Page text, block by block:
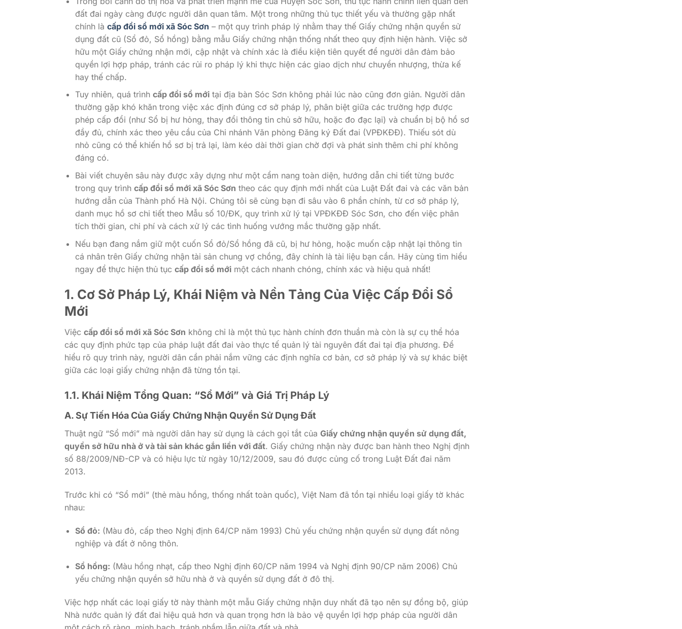
đất đai ngày càng được người dân quan tâm. Một trong những thủ tục thiết yếu và thường gặp nhất
chính là cấp đổi sổ mới xã Sóc Sơn – một quy trình pháp lý nhằm thay thế Giấy chứng nhận quyền sử
dụng đất cũ (Sổ đỏ, Sổ hồng) bằng mẫu Giấy chứng nhận thống nhất theo quy định hiện hành. Việc sở
hữu một Giấy chứng nhận mới, cập nhật và chính xác là điều kiện tiên quyết để người dân đảm bảo
quyền lợi hợp pháp, tránh các rủi ro pháp lý khi thực hiện các giao dịch như chuyển nhượng, thừa kế
hay thế chấp.
Tuy nhiên, quá trình cấp đổi sổ mớitại địa bàn Sóc Sơn không phải lúc nào cũng đơn giản. Người dân
thường gặp khó khăn trong việc xác định đúng cơ sở pháp lý, phân biệt giữa các trường hợp được
phép cấp đổi (như Sổ bị hư hỏng, thay đổi thông tin chủ sở hữu, hoặc đo đạc lại) và chuẩn bị bộ hồ sơ
đầy đủ, chính xác theo yêu cầu của Chi nhánh Văn phòng Đăng ký Đất đai (VPĐKĐĐ). Thiếu sót dù
nhỏ cũng có thể khiến hồ sơ bị trả lại, làm kéo dài thời gian chờ đợi và phát sinh thêm chi phí không
đáng có.
Bài viết chuyên sâu này được xây dựng như một cẩm nang toàn diện, hướng dẫn chi tiết từng bước
trong quy trình cấp đổi sổ mới xã Sóc Sơn theo các quy định mới nhất của Luật Đất đai và các văn bản
hướng dẫn của Thành phố Hà Nội. Chúng tôi sẽ cùng bạn đi sâu vào 6 phần chính, từ cơ sở pháp lý,
danh mục hồ sơ chi tiết theo Mẫu số 10/ĐK, quy trình xử lý tại VPĐKĐĐ Sóc Sơn, cho đến việc phân
tích thời gian, chi phí và cách xử lý các tình huống vướng mắc thường gặp nhất.
Nếu bạn đang nắm giữ một cuốn Sổ đỏ/Sổ hồng đã cũ, bị hư hỏng, hoặc muốn cập nhật lại thông tin
cá nhân trên Giấy chứng nhận tài sản chung vợ chồng, đây chính là tài liệu bạn cần. Hãy cùng tìm hiểu
ngay để thực hiện thủ tục cấp đổi sổ mớimột cách nhanh chóng, chính xác và hiệu quả nhất!
1. Cơ Sở Pháp Lý, Khái Niệm và Nền Tảng Của Việc Cấp Đổi Sổ
Mới
Việc cấp đổi sổ mới xã Sóc Sơn không chỉ là một thủ tục hành chính đơn thuần mà còn là sự cụ thể hóa
các quy định phức tạp của pháp luật đất đai vào thực tế quản lý tài nguyên đất đai tại địa phương. Để
hiểu rõ quy trình này, người dân cần phải nắm vững các định nghĩa cơ bản, cơ sở pháp lý và sự khác biệt
giữa các loại giấy chứng nhận đã từng tồn tại.
1.1. Khái Niệm Tổng Quan: “Sổ Mới” và Giá Trị Pháp Lý
A. Sự Tiến Hóa Của Giấy Chứng Nhận Quyền Sử Dụng Đất
Thuật ngữ “Sổ mới” mà người dân hay sử dụng là cách gọi tắt của Giấy chứng nhận quyền sử dụng đất,
quyền sở hữu nhà ở và tài sản khác gắn liền với đất. Giấy chứng nhận này được ban hành theo Nghị định
số 88/2009/NĐ-CP và có hiệu lực từ ngày 10/12/2009, sau đó được củng cố trong Luật Đất đai năm
2013.
Trước khi có “Sổ mới” (thẻ màu hồng, thống nhất toàn quốc), Việt Nam đã tồn tại nhiều loại giấy tờ khác
nhau:
Sổ đỏ: (Màu đỏ, cấp theo Nghị định 64/CP năm 1993) Chủ yếu chứng nhận quyền sử dụng đất nông
nghiệp và đất ở nông thôn.
Sổ hồng: (Màu hồng nhạt, cấp theo Nghị định 60/CP năm 1994 và Nghị định 90/CP năm 2006) Chủ
yếu chứng nhận quyền sở hữu nhà ở và quyền sử dụng đất ở đô thị.
Việc hợp nhất các loại giấy tờ này thành một mẫu Giấy chứng nhận duy nhất đã tạo nên sự đồng bộ, giúp
Nhà nước quản lý đất đai hiệu quả hơn và quan trọng hơn là bảo vệ quyền lợi hợp pháp của người dân